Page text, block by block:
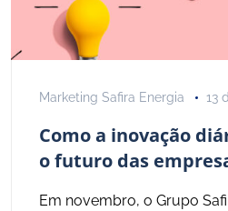
Marketing Safira Energia 13
Como a inovação
o futuro das
Em novembro, o Grupo